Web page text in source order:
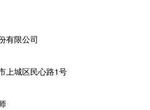
有限公司
上城区民心路1号